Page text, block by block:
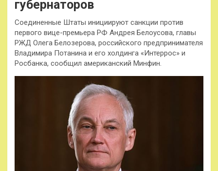
губернаторов
Соединенные Штаты инициируют санкции против
первого вице-премьера РФ Андрея Белоусова, главы
РЖД Олега Белозерова, российского предпринимателя
Владимира Потанина и его холдинга «Интеррос» и
Росбанка, сообщил американский Минфин.